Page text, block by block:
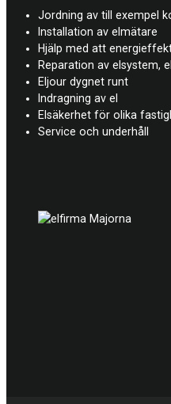
Jordning av till exempel
Installation av elmätare
Hjälp med att
Reparation av elsystem,
Eljour dygnet runt
Indragning av el
Elsäkerhet för olika
Service och underhåll